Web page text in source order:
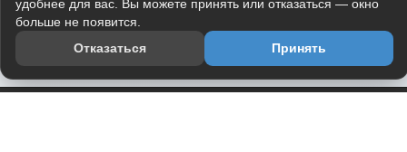
удобнее для вас. Вы можете принять или отказаться — окно
больше не появится.
Отказаться
Принять